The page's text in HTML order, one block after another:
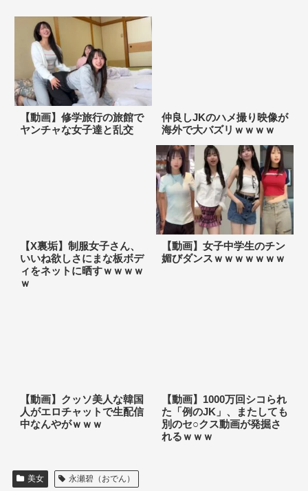
【動画】修学旅行の旅館で
ヤンチャな女子達と乱交
仲良しJKのハメ撮り映像が
海外で大バズリｗｗｗｗ
【X裏垢】制服女子さん、
いいね欲しさにまな板ボデ
ィをネットに晒すｗｗｗｗ
ｗ
【動画】女子中学生のチン
媚びダンスｗｗｗｗｗｗｗ
【動画】クッソ美人な韓国
人がエロチャットで生配信
中なんやがｗｗｗ
【動画】1000万回シコられ
た「例のJK」、またしても
別のセ○クス動画が発掘さ
れるｗｗｗ
美女 永瀬碧（おでん）